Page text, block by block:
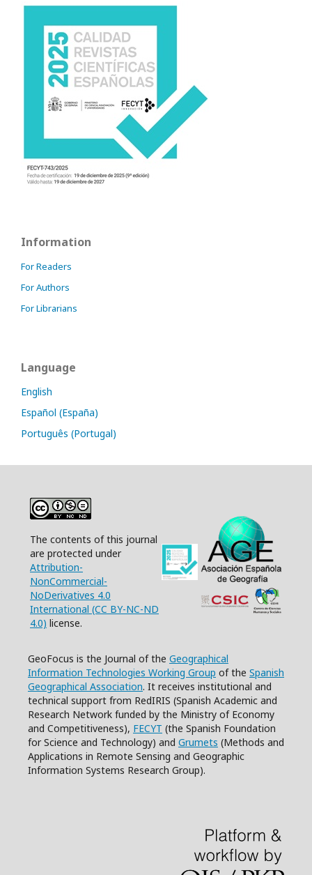
Information
For Readers
For Authors
For Librarians
Language
English
Español (España)
Português (Portugal)
The contents of this journal
are protected under
Attribution-
NonCommercial-
NoDerivatives 4.0
International (CC BY-NC-ND
4.0) license.
GeoFocus is the Journal of the Geographical
Information Technologies Working Group of the Spanish
Geographical Association. It receives institutional and
technical support from RedIRIS (Spanish Academic and
Research Network funded by the Ministry of Economy
and Competitiveness), FECYT (the Spanish Foundation
for Science and Technology) and Grumets (Methods and
Applications in Remote Sensing and Geographic
Information Systems Research Group).